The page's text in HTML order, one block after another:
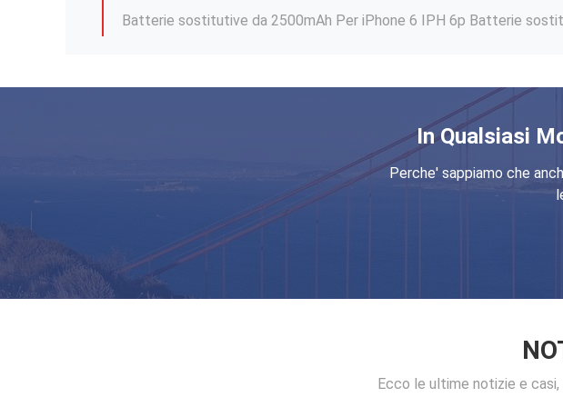
Batterie ricaricabili IP 6p per Iphone 6 Plus
1400mAh Batteria sostitutiva ODM Batteria originale per Iphone 7
Batterie FCC per Iphone 12 Pro Max 1500mAh Mini batteria
In Qualsiasi
Perche' sappiamo che
Ecco le ultime notizie e